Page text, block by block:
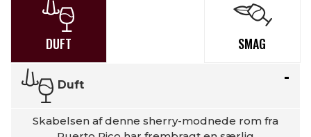
DUFT SMAG
Duft
Skabelsen af denne sherry-modnede rom fra